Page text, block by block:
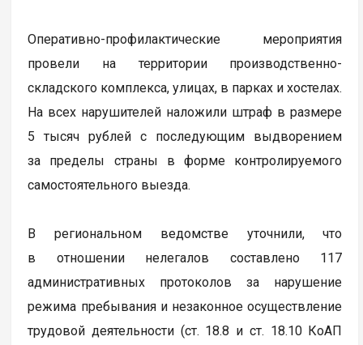
Оперативно-профилактические мероприятия
провели на территории производственно-
складского комплекса, улицах, в парках и хостелах.
На всех нарушителей наложили штраф в размере
5 тысяч рублей с последующим выдворением
за пределы страны в форме контролируемого
самостоятельного выезда.
В региональном ведомстве уточнили, что
в отношении нелегалов составлено 117
административных протоколов за нарушение
режима пребывания и незаконное осуществление
трудовой деятельности (ст. 18.8 и ст. 18.10 КоАП